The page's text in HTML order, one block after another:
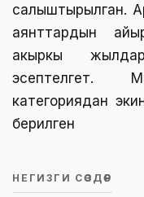
салыштырылган.
аянттардын
акыркы
эсептелгет.
категориядан
берилген
НЕГИЗГИ СӨЗДӨР